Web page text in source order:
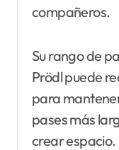
compañeros.
Su rango de
Prödl puede
para
pases más
crear espacio.